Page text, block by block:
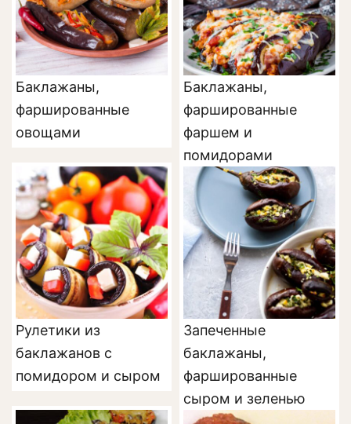
Баклажаны,
фаршированные
овощами
Баклажаны,
фаршированные
фаршем и
помидорами
Рулетики из
баклажанов с
помидором и сыром
Запеченные
баклажаны,
фаршированные
сыром и зеленью